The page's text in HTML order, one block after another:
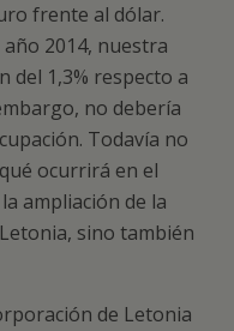
frente al dólar.
2014, nuestra
del 1,3% respecto a
no debería
Todavía no
ocurrirá en el
ampliación de la
sino también
de Letonia